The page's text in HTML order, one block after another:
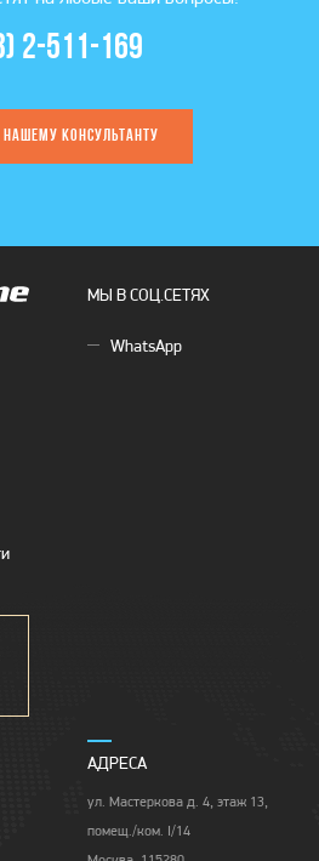
2-511-169
НАШЕМУ КОНСУЛЬТАНТУ
АДРЕСА
ул. Мастеркова д. 4, этаж 13,
помещ./ком. I/14
МЫ В СОЦ.СЕТЯХ
WhatsApp